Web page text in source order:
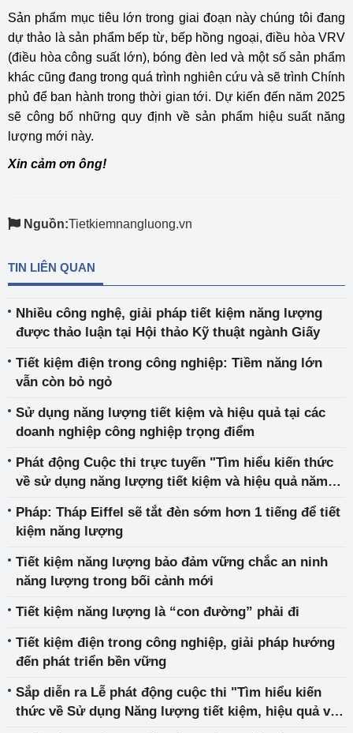
Sản phẩm mục tiêu lớn trong giai đoạn này chúng tôi đang
dự thảo là sản phẩm bếp từ, bếp hồng ngoại, điều hòa VRV
(điều hòa công suất lớn), bóng đèn led và một số sản phẩm
khác cũng đang trong quá trình nghiên cứu và sẽ trình Chính
phủ để ban hành trong thời gian tới. Dự kiến đến năm 2025
sẽ công bố những quy định về sản phẩm hiệu suất năng
lượng mới này.​
Xin cảm ơn ông!
Nguồn:Tietkiemnangluong.vn
TIN LIÊN QUAN
Nhiều công nghệ, giải pháp tiết kiệm năng lượng
được thảo luận tại Hội thảo Kỹ thuật ngành Giấy
Tiết kiệm điện trong công nghiệp: Tiềm năng lớn
vẫn còn bỏ ngỏ
Sử dụng năng lượng tiết kiệm và hiệu quả tại các
doanh nghiệp công nghiệp trọng điểm
Phát động Cuộc thi trực tuyến "Tìm hiểu kiến thức
về sử dụng năng lượng tiết kiệm và hiệu quả năm
Pháp: Tháp Eiffel sẽ tắt đèn sớm hơn 1 tiếng để tiết
kiệm năng lượng
Tiết kiệm năng lượng bảo đảm vững chắc an ninh
năng lượng trong bối cảnh mới
Tiết kiệm năng lượng là “con đường” phải đi
Tiết kiệm điện trong công nghiệp, giải pháp hướng
đến phát triển bền vững
Sắp diễn ra Lễ phát động cuộc thi "Tìm hiểu kiến
thức về Sử dụng Năng lượng tiết kiệm, hiệu quả và